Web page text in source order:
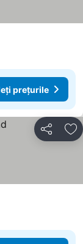
prețurile
Distribuiți